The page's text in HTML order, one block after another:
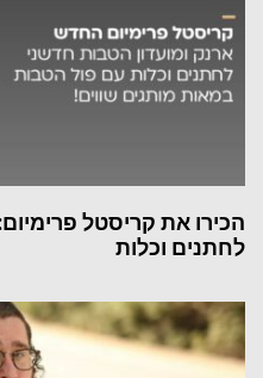
הכירו את קריסטל
לחתנים וכלות